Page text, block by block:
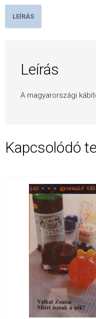
LEÍRÁS
Leírás
A magyarországi
Kapcsolódó